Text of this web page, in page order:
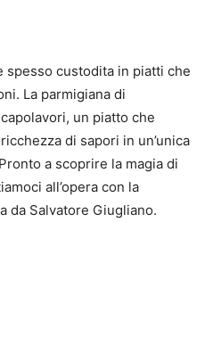
spesso custodita in piatti che
La parmigiana di
un piatto che
di sapori in un’unica
a scoprire la magia di
all’opera con la
da Salvatore Giugliano.